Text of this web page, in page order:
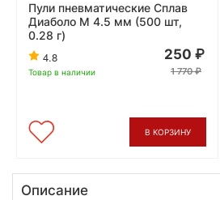
Пули пневматические Сплав
Диаболо М 4.5 мм (500 шт,
0.28 г)
4.8
Товар в наличии
250
1 770
В КОРЗИНУ
Описание